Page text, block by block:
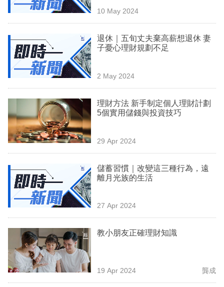
閱
10 May 2024
退休｜五旬丈夫棄高薪想退休 妻
子憂心理財規劃不足
2 May 2024
理財方法 新手制定個人理財計劃
5個實用儲錢與投資技巧
29 Apr 2024
儲蓄習慣｜改變這三種行為，遠
離月光族的生活
27 Apr 2024
教小朋友正確理財知識
19 Apr 2024 龔成